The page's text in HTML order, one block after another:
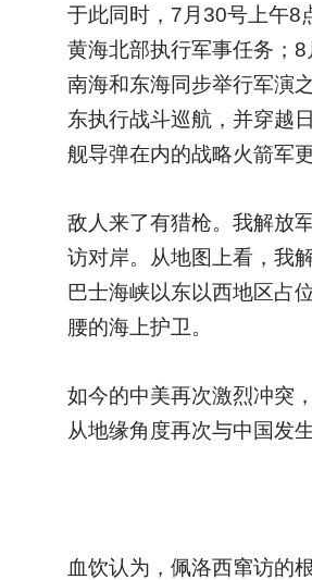
于此同时，7月30号上午8
黄海北部执行军事任务；
南海和东海同步举行军演
东执行战斗巡航，并穿越
舰导弹在内的战略火箭军
敌人来了有猎枪。我解放
访对岸。从地图上看，我
巴士海峡以东以西地区占
腰的海上护卫。
如今的中美再次激烈冲突
从地缘角度再次与中国发
血饮认为，佩洛西窜访的